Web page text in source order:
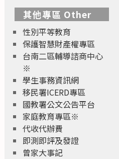
其他專區 Other
性別平等教育
保護智慧財產權專區
台南二區輔導諮商中心
※
學生事務資訊網
移民署ICERD專區
國教署公文公告平台
家庭教育專區※
代收代辦費
即測即評及發證
曾家大事記